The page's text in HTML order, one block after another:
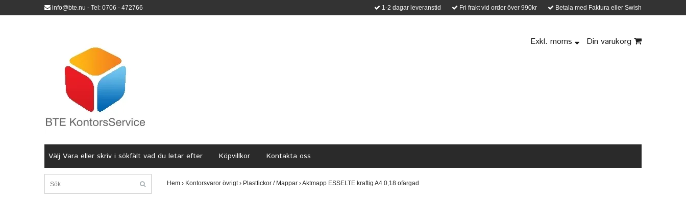
info@bte.nu - Tel: 0706 - 472766 1-2 dagar leveranstid Fri frakt vid order över 990kr Betala med Faktura eller Swish
Exkl. moms Din varukorg
Välj Vara eller skriv i sökfält vad du letar efter Köpvillkor Kontakta oss
Hem › Kontorsvaror övrigt› Plastfickor / Mappar ›Aktmapp ESSELTE kraftig A4 0,18 ofärgad